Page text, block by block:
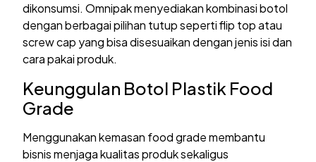
dikonsumsi. Omnipak menyediakan kombinasi botol
dengan berbagai pilihan tutup seperti flip top atau
screw cap yang bisa disesuaikan dengan jenis isi dan
cara pakai produk.
Keunggulan Botol Plastik Food
Grade
Menggunakan kemasan food grade membantu
bisnis menjaga kualitas produk sekaligus